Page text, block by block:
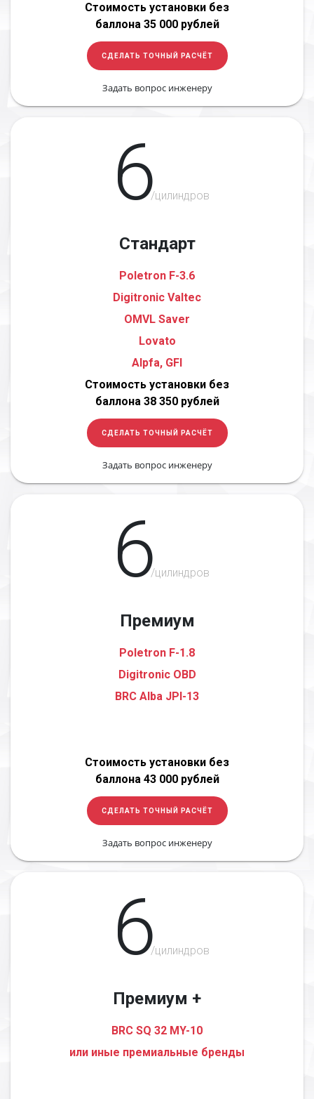
Стоимость установки без
баллона 35 000 рублей
СДЕЛАТЬ ТОЧНЫЙ РАСЧЁТ
Задать вопрос инженеру
6/цилиндров
Стандарт
Poletron F-3.6
Digitronic Valtec
OMVL Saver
Lovato
Alpfa, GFI
Стоимость установки без
баллона 38 350 рублей
СДЕЛАТЬ ТОЧНЫЙ РАСЧЁТ
Задать вопрос инженеру
6/цилиндров
Премиум
Poletron F-1.8
Digitronic OBD
BRC Alba JPI-13
Стоимость установки без
баллона 43 000 рублей
СДЕЛАТЬ ТОЧНЫЙ РАСЧЁТ
Задать вопрос инженеру
6/цилиндров
Премиум +
BRC SQ 32 MY-10
или иные премиальные бренды